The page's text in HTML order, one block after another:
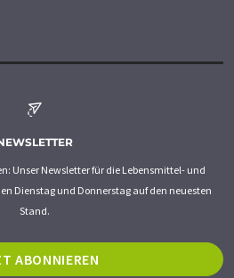
Unser Newsletter für die Lebensmittel- und
Dienstag und Donnerstag auf den neuesten
Stand.
ABONNIEREN